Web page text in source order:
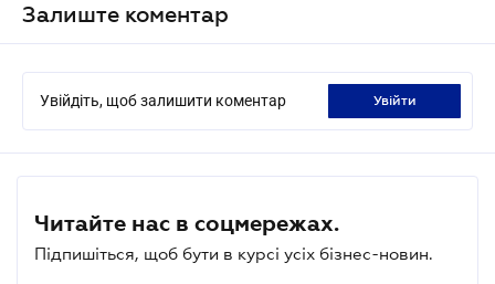
Залиште коментар
Увійдіть, щоб залишити коментар увійти
Читайте нас в соцмережах.
Підпишіться, щоб бути в курсі усіх бізнес-новин.